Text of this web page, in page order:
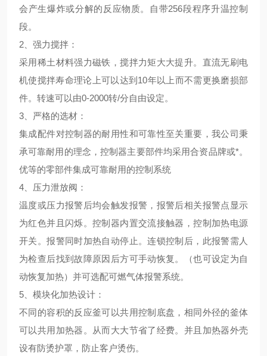
会产生爆炸或分解的反应物质。自带256段程序升温控制
段。
2、 强力搅拌 ：
采用稀土材料强力磁铁，搅拌力矩大大提升。直流无刷电
机使搅拌寿命理论上可以达到10年以上而不需更换磨损部
件。转速可以由0-2000转/分自由设定。
3、 严格的选材 ：
集成配件对控制器的耐用性和可靠性至关重要，我公司秉
承可靠耐用的理念，控制器主要部件均采用合资品牌或*。
优等的零部件集成可靠耐用的控制系统
4、 压力泄放阀 ：
温度或压力报警后均会触发报警，报警后相关报警点显示
为红色并且闪烁。控制器内置交流接触器，控制加热电源
开关。报警同时加热自动停止。连锁控制后，此报警需人
为检查后找到故障原因后方可手动恢复。（也可设定为自
动恢复加热）并可选配可燃气体报警系统。
5、 模块化加热设计 ：
不同的容积的反应釜可以共用控制底盘，相同外径的釜体
可以共用加热器。从而大大节省了经费。并且加热器外壳
设有防烫护罩，防止客户烫伤。